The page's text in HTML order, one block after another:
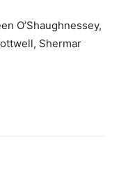
O’Shaughnessey,
Shermar